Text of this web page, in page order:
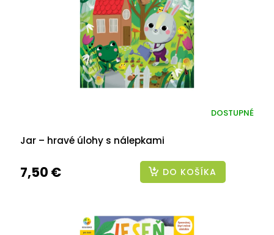
Jar – hravé úlohy s nálepkami
DOSTUPNÉ
7,50 € DO KOŠÍKA